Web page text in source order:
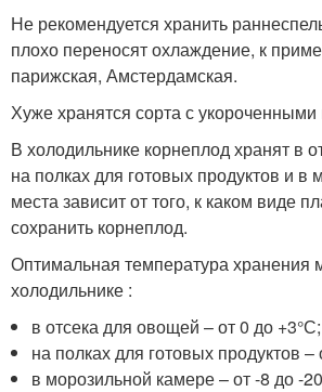
Не рекомендуется хранить
плохо переносят охлаждение, к
парижская, Амстердамская.
Хуже хранятся сорта с
В холодильнике корнеплод хранят в
на полках для готовых продуктов и в
места зависит от того, к каком виде
сохранить корнеплод.
Оптимальная температура хранения
холодильнике :
в отсека для овощей – от 0 до +3°С;
на полках для готовых продуктов –
в морозильной камере – от -8 до -